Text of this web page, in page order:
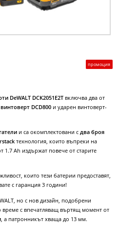
промоция
DeWALT DCK2051E2T включва два от
винтоверт DCD800 и ударен винтоверт-
и са окомплектовани с два броя
технология, които въпреки на
1.7 Ah издържат повече от старите
които тези батерии предоставят,
с гаранция 3 години!
но с нов дизайн, подобрени
с впечатляващ въртящ момент от
, а патронникът хваща до 13 мм.